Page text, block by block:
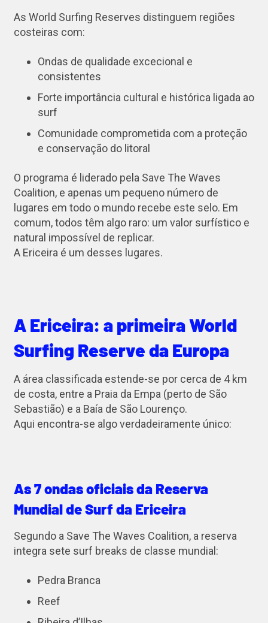
As World Surfing Reserves distinguem regiões
costeiras com:
Ondas de qualidade excecional e
consistentes
Forte importância cultural e histórica ligada ao
surf
Comunidade comprometida com a proteção
e conservação do litoral
O programa é liderado pela Save The Waves
Coalition, e apenas um pequeno número de
lugares em todo o mundo recebe este selo. Em
comum, todos têm algo raro: um valor surfístico e
natural impossível de replicar.
A Ericeira é um desses lugares.
A Ericeira: a primeira World
Surfing Reserve da Europa
A área classificada estende-se por cerca de 4 km
de costa, entre a Praia da Empa (perto de São
Sebastião) e a Baía de São Lourenço.
Aqui encontra-se algo verdadeiramente único:
As 7 ondas oficiais da Reserva
Mundial de Surf da Ericeira
Segundo a Save The Waves Coalition, a reserva
integra sete surf breaks de classe mundial:
Pedra Branca
Reef